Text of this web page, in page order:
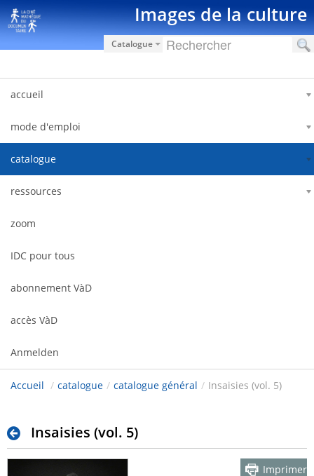
Zum Inhalt wechseln Images de la culture
Catalogue
accueil
mode d'emploi
catalogue
ressources
zoom
IDC pour tous
abonnement VàD
accès VàD
Anmelden
Accueil / catalogue / catalogue général / Insaisies (vol. 5)
Insaisies (vol. 5)
Imprimer